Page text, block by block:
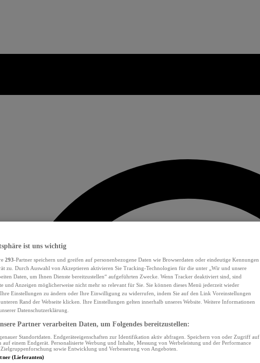
ist uns wichtig
293-Partner speichern und greifen auf personenbezogene Daten wie Browserdaten oder eindeutige Kennungen
zu. Durch Auswahl von Akzeptieren aktivieren Sie Tracking-Technologien für die unter „Wir und unsere
Daten, um Ihnen Dienste bereitzustellen“ aufgeführten Zwecke. Wenn Tracker deaktiviert sind, sind
und Anzeigen möglicherweise nicht mehr so relevant für Sie. Sie können dieses Menü jederzeit wieder
Einstellungen zu ändern oder Ihre Einwilligung zu widerrufen, indem Sie auf den Link Voreinstellungen
Rand der Webseite klicken. Ihre Einstellungen gelten innerhalb unseres Website. Weitere Informationen
Datenschutzerklärung.
Partner verarbeiten Daten, um Folgendes bereitzustellen:
Standortdaten. Endgeräteeigenschaften zur Identifikation aktiv abfragen. Speichern von oder Zugriff auf
einem Endgerät. Personalisierte Werbung und Inhalte, Messung von Werbeleistung und der Performance
sowie Entwicklung und Verbesserung von Angeboten.
(Lieferanten)